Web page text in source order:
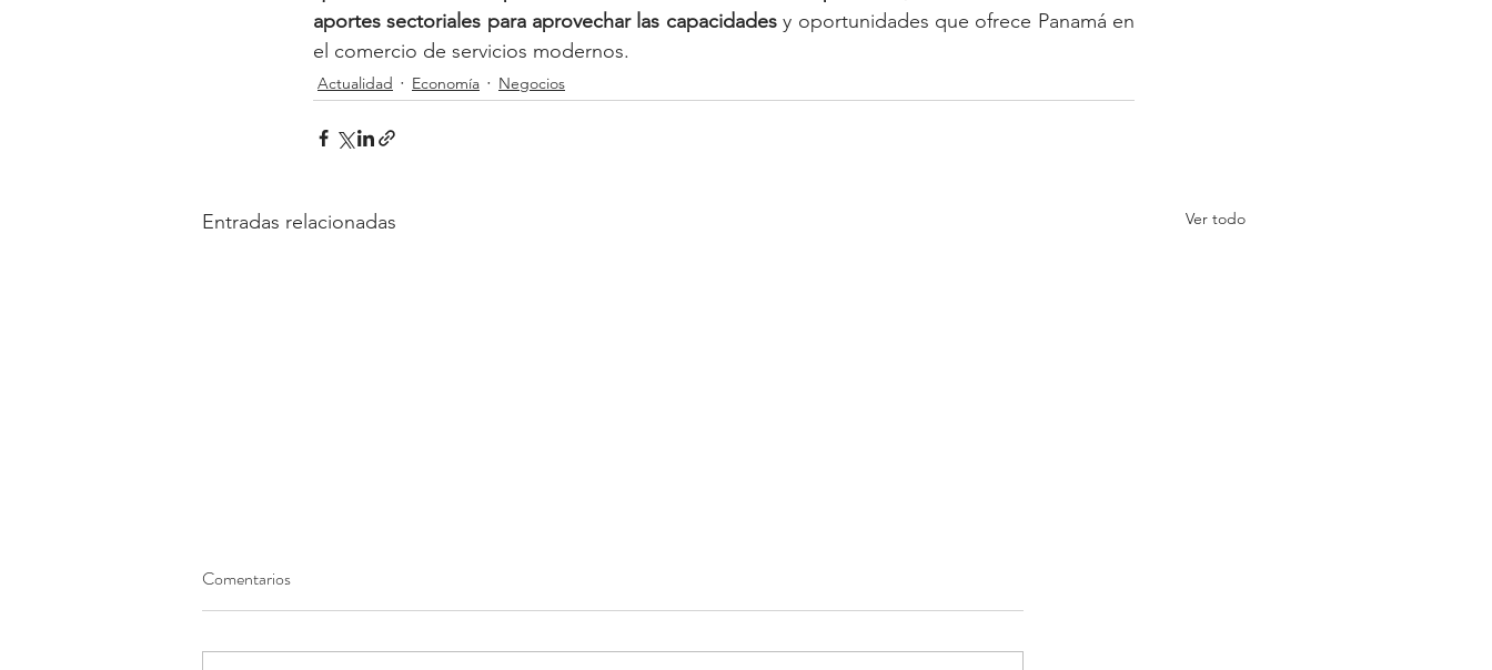
aportes sectoriales para aprovechar las capacidades y oportunidades que ofrece Panamá en
el comercio de servicios modernos.
Actualidad Economía Negocios
Entradas relacionadas Ver todo
Comentarios